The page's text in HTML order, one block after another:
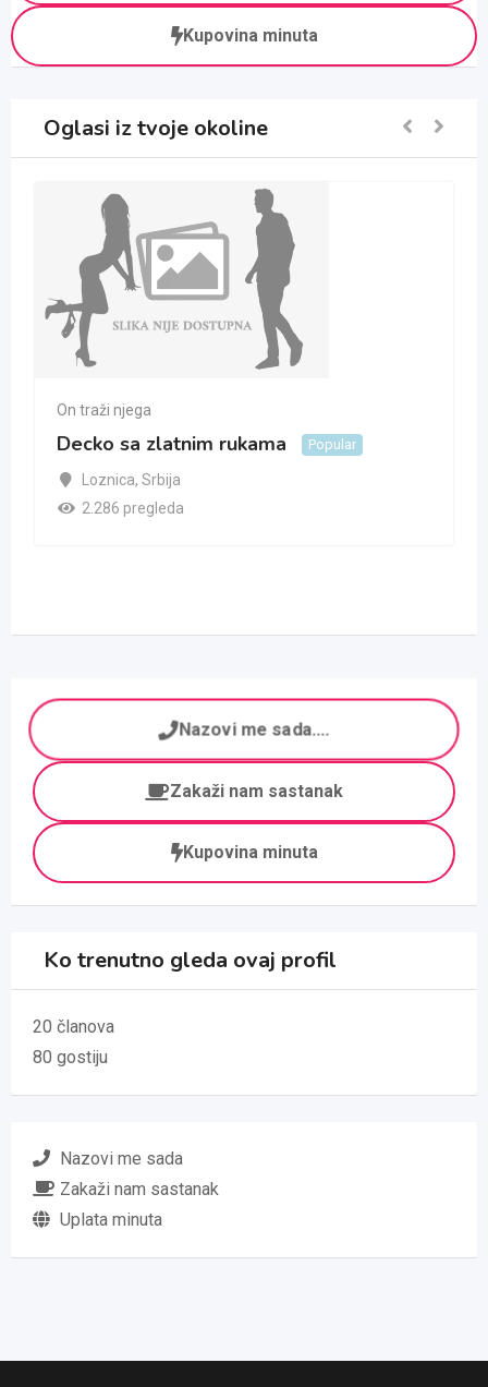
Kupovina minuta
Oglasi iz tvoje okoline
On traži njega
Decko sa zlatnim rukama Popular
Loznica, Srbija
2.286 pregleda
Nazovi me sada....
Zakaži nam sastanak
Kupovina minuta
Ko trenutno gleda ovaj profil
20 članova
80 gostiju
Nazovi me sada
Zakaži nam sastanak
Uplata minuta